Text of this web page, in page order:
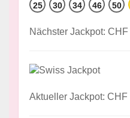
25 30 34 46 50
Nächster Jackpot:
Aktueller Jackpot: CHF